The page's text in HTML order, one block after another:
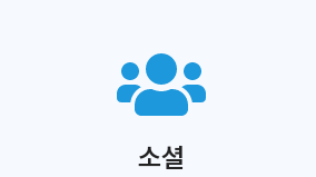
소셜